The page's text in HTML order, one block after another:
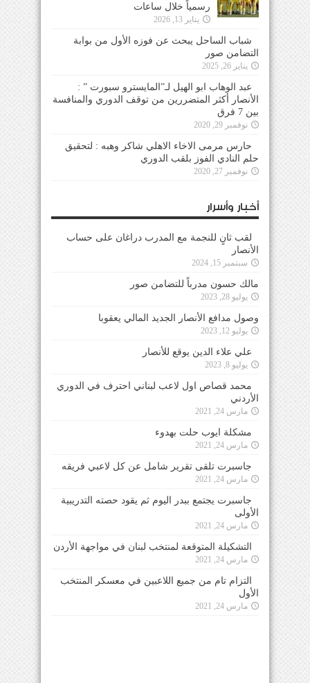
رسمياً خلال ساعات
يناير 13, 2026
شباب الساحل يبحث عن فوزه الأول من بوابة
التضامن صور
يناير 26, 2025
عبد الوهاب ابو الهيل لـ”المايسترو سبورت ” :
الأنصار أكثر المتضررين من توقف الدوري والمنافسة
بين 7 فرق
نوفمبر 29, 2020
حارس مرمى الاخاء الاهلي شاكر وهبه : لتحقيق
حلم النادي الفوز بلقب الدوري
نوفمبر 27, 2020
أخبار وأسرار
لقب ثانٍ للنجمة مع المدرب دراغان على حساب
الأنصار
سبتمبر 15, 2024
مالك حسون مدرباً للتضامن صور
يوليو 28, 2023
وصول مدافع الأنصار الجديد المالي يعقوبا
يوليو 12, 2023
علي علاء الدين يوقع للأنصار
يوليو 8, 2023
محمد قصاص اول لاعب لبناني احترف في الدوري
الأردني
مارس 24, 2021
مشكلة ايوب حلت بهدوء
مارس 24, 2021
جاسبرت تلقى تقرير شامل عن كل لاعبي فريقه
مارس 24, 2021
جاسبرت يجتمع ببدر اليوم ثم يقود حصته التدريبية
الأولى
مارس 24, 2021
التشكيلة المتوقعة لمنتخب لبنان في مواجهة الأردن
مارس 24, 2021
التزام تام من جميع اللاعبين في معسكر المنتخب
الأول
مارس 24, 2021